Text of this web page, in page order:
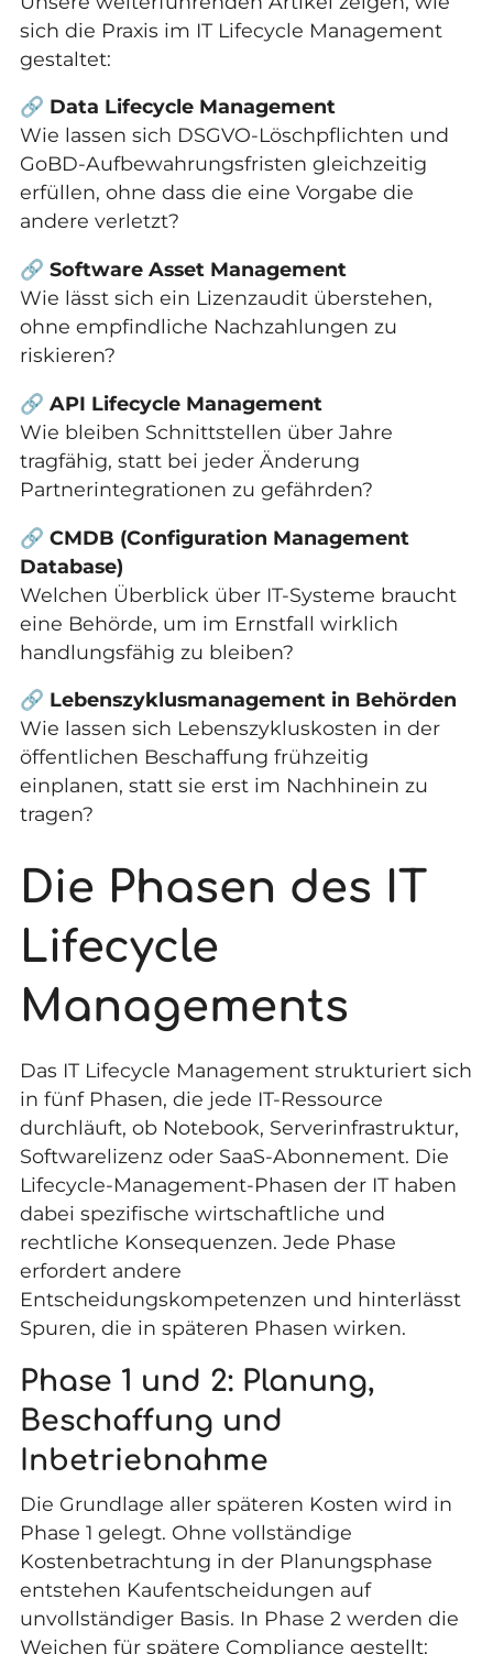
sich die Praxis im IT Lifecycle Management
gestaltet:
🔗 Data Lifecycle Management
Wie lassen sich DSGVO-Löschpflichten und
GoBD-Aufbewahrungsfristen gleichzeitig
erfüllen, ohne dass die eine Vorgabe die
andere verletzt?
🔗 Software Asset Management
Wie lässt sich ein Lizenzaudit überstehen,
ohne empfindliche Nachzahlungen zu
riskieren?
🔗 API Lifecycle Management
Wie bleiben Schnittstellen über Jahre
tragfähig, statt bei jeder Änderung
Partnerintegrationen zu gefährden?
🔗 CMDB (Configuration Management
Database)
Welchen Überblick über IT-Systeme braucht
eine Behörde, um im Ernstfall wirklich
handlungsfähig zu bleiben?
🔗 Lebenszyklusmanagement in Behörden
Wie lassen sich Lebenszykluskosten in der
öffentlichen Beschaffung frühzeitig
einplanen, statt sie erst im Nachhinein zu
tragen?
Die Phasen des IT
Lifecycle
Managements
Das IT Lifecycle Management strukturiert sich
in fünf Phasen, die jede IT-Ressource
durchläuft, ob Notebook, Serverinfrastruktur,
Softwarelizenz oder SaaS-Abonnement. Die
Lifecycle-Management-Phasen der IT haben
dabei spezifische wirtschaftliche und
rechtliche Konsequenzen. Jede Phase
erfordert andere
Entscheidungskompetenzen und hinterlässt
Spuren, die in späteren Phasen wirken.
Phase 1 und 2: Planung,
Beschaffung und
Inbetriebnahme
Die Grundlage aller späteren Kosten wird in
Phase 1 gelegt. Ohne vollständige
Kostenbetrachtung in der Planungsphase
entstehen Kaufentscheidungen auf
unvollständiger Basis. In Phase 2 werden die
Weichen für spätere Compliance gestellt: